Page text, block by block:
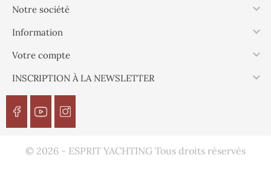
Notre société 
Information 
Votre compte 
INSCRIPTION À LA NEWSLETTER 
© 2026 - ESPRIT YACHTING Tous droits réservés